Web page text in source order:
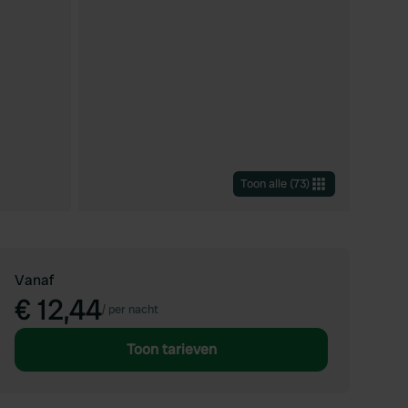
Toon alle (73)
Vanaf
€ 12,44/ per nacht
Toon tarieven